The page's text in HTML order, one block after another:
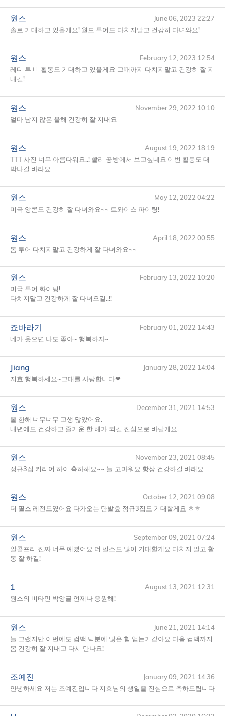
원스
June 06, 2023 22:27
솔로 기대하고 있을게요! 월드 투어도 다치지말고 건강히 다녀와요!
원스
February 12, 2023 12:54
레디 투 비 활동도 기대하고 있을게요 그때까지 다치지말고 건강히 잘 지
내길!
원스
November 29, 2022 10:10
얼마 남지 않은 올해 건강히 잘 지내요
원스
August 19, 2022 18:19
TTT 사진 너무 아름다워요..! 빨리 공방에서 보고싶네요 이번 활동도 대
박나길 바라요
원스
May 12, 2022 04:22
미국 앙콘도 건강히 잘 다녀와요~~ 트와이스 파이팅!
원스
April 18, 2022 00:55
돔 투어 다치지말고 건강하게 잘 다녀와요~~
원스
February 13, 2022 10:20
미국 투어 화이팅!
다치지말고 건강하게 잘 다녀오길..!!
죠바라기
February 01, 2022 14:43
네가 웃으면 나도 좋아~ 행복하자~
Jiang
January 28, 2022 14:04
지효 행복하세요~그대를 사랑합니다❤
원스
December 31, 2021 14:53
올 한해 너무너무 고생 많았어요.
내년에도 건강하고 즐거운 한 해가 되길 진심으로 바랄게요.
원스
November 23, 2021 08:45
정규3집 커리어 하이 축하해요~~ 늘 고마워요 항상 건강하길 바래요
원스
October 12, 2021 09:08
더 필스 레전드였어요 다가오는 단발효 정규3집도 기대할게요 ㅎㅎ
원스
September 09, 2021 07:24
알콜프리 진짜 너무 예뻤어요 더 필스도 많이 기대할게요 다치지 말고 활
동 잘 하길!
1
August 13, 2021 12:31
원스의 비타민 박앙글 언제나 응원해!
원스
June 21, 2021 14:14
늘 그랬지만 이번에도 컴백 덕분에 많은 힘 얻는거같아요 다음 컴백까지
몸 건강히 잘 지내고 다시 만나요!
조예진
January 09, 2021 14:36
안녕하세요 저는 조예진입니다 지효님의 생일을 진심으로 축하드립니다